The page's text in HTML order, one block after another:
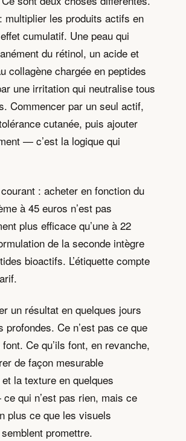
multiplier les produits actifs en
cumulatif. Une peau qui
du rétinol, un acide et
collagène chargée en peptides
une irritation qui neutralise tous
Commencer par un seul actif,
cutanée, puis ajouter
— c’est la logique qui
: acheter en fonction du
à 45 euros n’est pas
plus efficace qu’une à 22
de la seconde intègre
bioactifs. L’étiquette compte
un résultat en quelques jours
profondes. Ce n’est pas ce que
Ce qu’ils font, en revanche,
de façon mesurable
et la texture en quelques
qui n’est pas rien, mais ce
plus ce que les visuels
promettre.